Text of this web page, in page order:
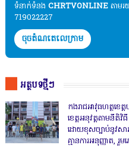
ទំនាក់ទំនង​​ CHRTVONLINE តាម
719022227
ចុចតំណតេលេក្រាម
អត្ថបទថ្មីៗ
កងរាជឣាវុធហត្ថខ
ខេត្តឣនុវត្តតាមនីតិ
ដោយខុសច្បាប់នូវសា
គ្មានការអនុញ្ញាត,